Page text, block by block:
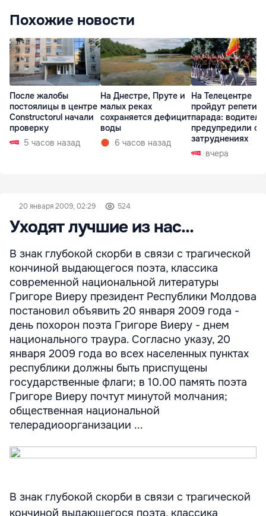
Похожие новости
После жалобы
постоялицы в центре
Constructorul начали
проверку
5 часов назад
На Днестре, Пруте и
малых реках
сохраняется дефицит
воды
6 часов назад
На Телецентре
пройдут
парада:
предупредили о
затруднениях
вчера
20 января 2009, 02:29 524
Уходят лучшие из нас...
В знак глубокой скорби в связи с трагической
кончиной выдающегося поэта, классика
современной национальной литературы
Григоре Виеру президент Республики Молдова
постановил объявить 20 января 2009 года -
день похорон поэта Григоре Виеру - днем
национального траура. Согласно указу, 20
января 2009 года во всех населенных пунктах
республики должны быть приспущены
государственные флаги; в 10.00 память поэта
Григоре Виеру почтут минутой молчания;
общественная национальной
телерадиоорганизации ...
В знак глубокой скорби в связи с трагической
кончиной выдающегося поэта, классика